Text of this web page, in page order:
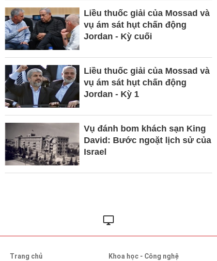
Liều thuốc giải của Mossad và
vụ ám sát hụt chấn động
Jordan - Kỳ cuối
Liều thuốc giải của Mossad và
vụ ám sát hụt chấn động
Jordan - Kỳ 1
Vụ đánh bom khách sạn King
David: Bước ngoặt lịch sử của
Israel
Trang chủ
Khoa học - Công nghệ